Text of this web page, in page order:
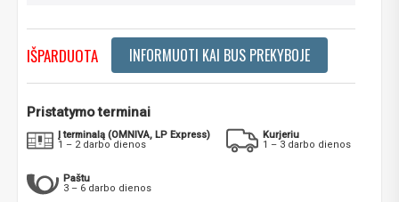
IŠPARDUOTA INFORMUOTI KAI BUS PREKYBOJE
Pristatymo terminai
Į terminalą (OMNIVA, LP Express)
1 – 2 darbo dienos
Kurjeriu
1 – 3 darbo dienos
Paštu
3 – 6 darbo dienos